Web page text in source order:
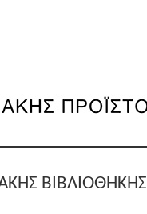
ΒΙΒΛΙΟΘΗΚΗΣ